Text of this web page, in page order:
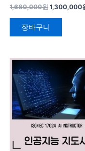
1,680,000원1,300,000
장바구니